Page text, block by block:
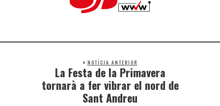
NOTÍCIA ANTERIOR
La Festa de la Primavera
tornarà a fer vibrar el nord de
Sant Andreu